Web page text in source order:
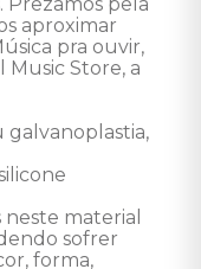
aproximar
pra ouvir,
Music Store, a
galvanoplastia,
material
sofrer
forma,